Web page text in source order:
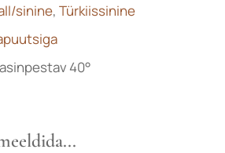
sinine, Türkiissinine
40°